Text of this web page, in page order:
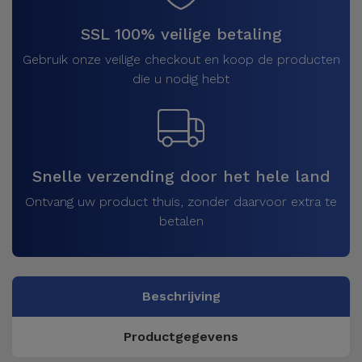
SSL 100% veilige betaling
Gebruik onze veilige checkout en koop de producten
die u nodig hebt
Snelle verzending door het hele land
Ontvang uw product thuis, zonder daarvoor extra te
betalen
Beschrijving
Productgegevens